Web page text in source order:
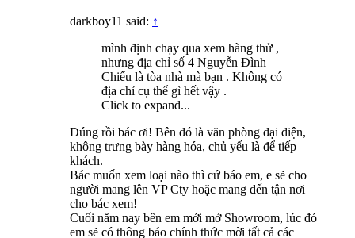
darkboy11 said: ↑
mình định chạy qua xem hàng thử ,
nhưng địa chỉ số 4 Nguyễn Đình
Chiểu là tòa nhà mà bạn . Không có
địa chỉ cụ thể gì hết vậy .
Click to expand...
Đúng rồi bác ơi! Bên đó là văn phòng đại diện,
không trưng bày hàng hóa, chủ yếu là để tiếp
khách.
Bác muốn xem loại nào thì cứ báo em, e sẽ cho
người mang lên VP Cty hoặc mang đến tận nơi
cho bác xem!
Cuối năm nay bên em mới mở Showroom, lúc đó
em sẽ có thông báo chính thức mời tất cả các